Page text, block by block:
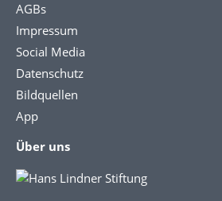
AGBs
Impressum
Social Media
Datenschutz
Bildquellen
App
Über uns